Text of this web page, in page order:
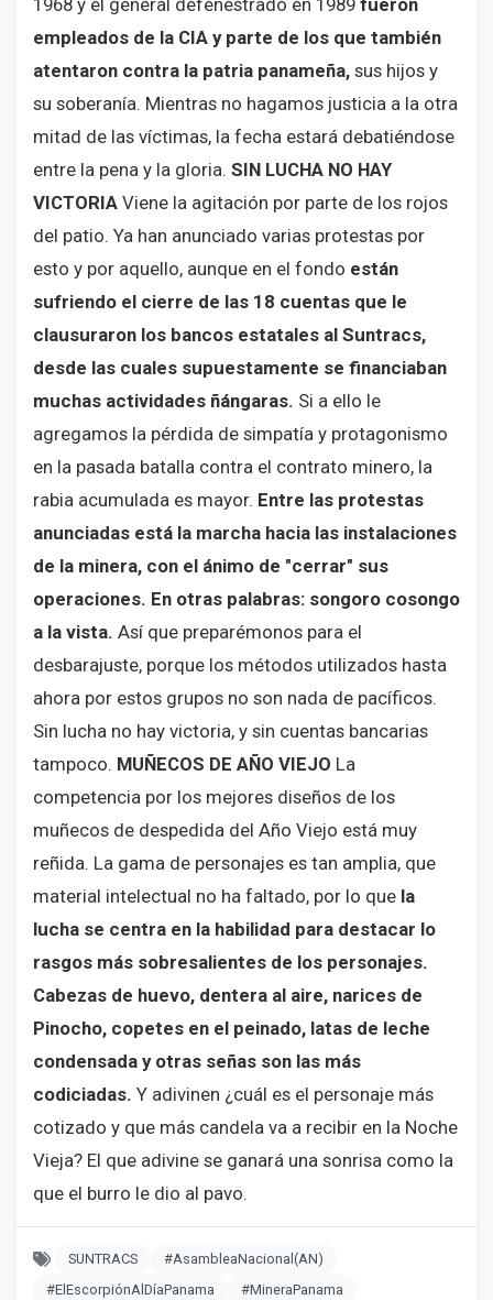
1968 y el general defenestrado en 1989 fueron
empleados de la CIA y parte de los que también
atentaron contra la patria panameña, sus hijos y
su soberanía. Mientras no hagamos justicia a la otra
mitad de las víctimas, la fecha estará debatiéndose
entre la pena y la gloria. SIN LUCHA NO HAY
VICTORIA Viene la agitación por parte de los rojos
del patio. Ya han anunciado varias protestas por
esto y por aquello, aunque en el fondo están
sufriendo el cierre de las 18 cuentas que le
clausuraron los bancos estatales al Suntracs,
desde las cuales supuestamente se financiaban
muchas actividades ñángaras. Si a ello le
agregamos la pérdida de simpatía y protagonismo
en la pasada batalla contra el contrato minero, la
rabia acumulada es mayor. Entre las protestas
anunciadas está la marcha hacia las instalaciones
de la minera, con el ánimo de "cerrar" sus
operaciones. En otras palabras: songoro cosongo
a la vista. Así que preparémonos para el
desbarajuste, porque los métodos utilizados hasta
ahora por estos grupos no son nada de pacíficos.
Sin lucha no hay victoria, y sin cuentas bancarias
tampoco. MUÑECOS DE AÑO VIEJO La
competencia por los mejores diseños de los
muñecos de despedida del Año Viejo está muy
reñida. La gama de personajes es tan amplia, que
material intelectual no ha faltado, por lo que la
lucha se centra en la habilidad para destacar lo
rasgos más sobresalientes de los personajes.
Cabezas de huevo, dentera al aire, narices de
Pinocho, copetes en el peinado, latas de leche
condensada y otras señas son las más
codiciadas. Y adivinen ¿cuál es el personaje más
cotizado y que más candela va a recibir en la Noche
Vieja? El que adivine se ganará una sonrisa como la
que el burro le dio al pavo.
SUNTRACS
#AsambleaNacional(AN)
#ElEscorpiónAlDíaPanama
#MineraPanama